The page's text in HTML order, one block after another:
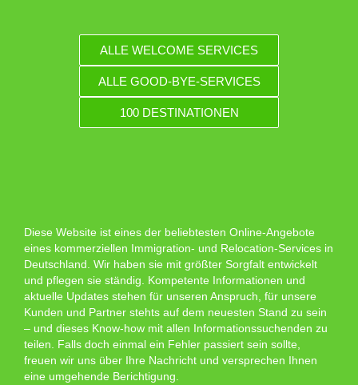
ALLE WELCOME SERVICES
ALLE GOOD-BYE-SERVICES
100 DESTINATIONEN
Diese Website ist eines der beliebtesten Online-Angebote
eines kommerziellen Immigration- und Relocation-Services in
Deutschland. Wir haben sie mit größter Sorgfalt entwickelt
und pflegen sie ständig. Kompetente Informationen und
aktuelle Updates stehen für unseren Anspruch, für unsere
Kunden und Partner stehts auf dem neuesten Stand zu sein
– und dieses Know-how mit allen Informationssuchenden zu
teilen. Falls doch einmal ein Fehler passiert sein sollte,
freuen wir uns über Ihre Nachricht und versprechen Ihnen
eine umgehende Berichtigung.